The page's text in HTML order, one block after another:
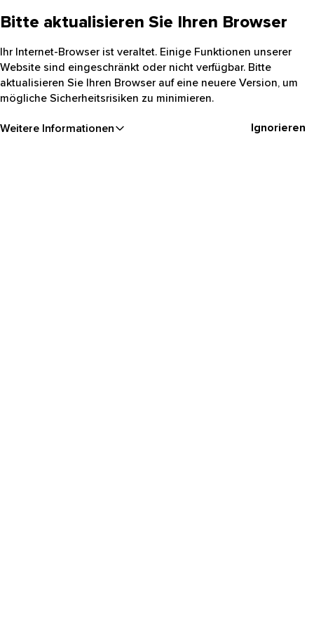
Bitte aktualisieren Sie Ihren Browser
Ihr Internet-Browser ist veraltet. Einige Funktionen unserer
Website sind eingeschränkt oder nicht verfügbar. Bitte
aktualisieren Sie Ihren Browser auf eine neuere Version, um
mögliche Sicherheitsrisiken zu minimieren.
Weitere Informationen Ignorieren